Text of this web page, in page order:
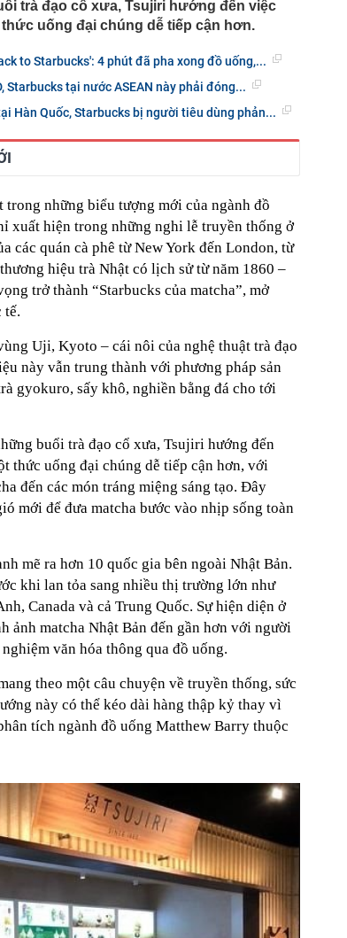
'kho báu' gồm 1.000 đồng tiền vàng và
bí mật - giá trị hơn 18 tỷ đồng
Việt Nam đông nhất 7 tháng đầu năm,
gần 6 lần Ấn Độ
thường chọn quả to, người trong
trước
1h an ủi khách: 7 năm sau ở khách sạn 5
thương gia
như phụ nữ 30, bác sĩ kinh ngạc khi
của NSND Tự Long
chuyên gia dự báo đỉnh mới
hơn 42.200 tỷ đồng gửi ngân hàng
trà đạo cổ xưa, Tsujiri hướng đến việc
uống đại chúng dễ tiếp cận hơn.
to Starbucks': 4 phút đã pha xong đồ uống,...
Starbucks tại nước ASEAN này phải đóng...
Hàn Quốc, Starbucks bị người tiêu dùng phản...
trong những biểu tượng mới của ngành đồ
xuất hiện trong những nghi lễ truyền thống ở
các quán cà phê từ New York đến London, từ
hiệu trà Nhật có lịch sử từ năm 1860 –
trở thành “Starbucks của matcha”, mở
tế.
Uji, Kyoto – cái nôi của nghệ thuật trà đạo
này vẫn trung thành với phương pháp sản
gyokuro, sấy khô, nghiền bằng đá cho tới
buổi trà đạo cổ xưa, Tsujiri hướng đến
thức uống đại chúng dễ tiếp cận hơn, với
đến các món tráng miệng sáng tạo. Đây
mới để đưa matcha bước vào nhịp sống toàn
mẽ ra hơn 10 quốc gia bên ngoài Nhật Bản.
khi lan tỏa sang nhiều thị trường lớn như
Canada và cả Trung Quốc. Sự hiện diện ở
ảnh matcha Nhật Bản đến gần hơn với người
văn hóa thông qua đồ uống.
theo một câu chuyện về truyền thống, sức
này có thể kéo dài hàng thập kỷ thay vì
tích ngành đồ uống Matthew Barry thuộc